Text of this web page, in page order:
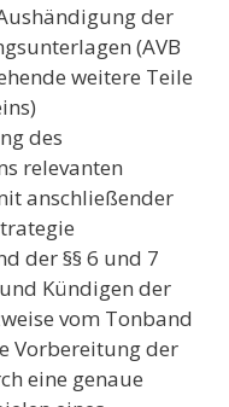
der
(AVB
weitere Teile
des
relevanten
anschließender
der §§ 6 und 7
Kündigen der
vom Tonband
Vorbereitung der
eine genaue